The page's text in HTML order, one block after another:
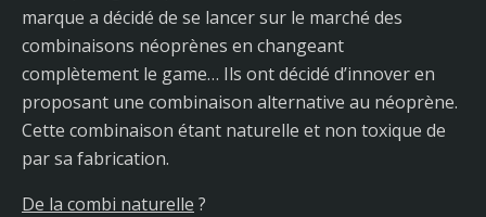
marque a décidé de se lancer sur le marché des
combinaisons néoprènes en changeant
complètement le game… Ils ont décidé d’innover en
proposant une combinaison alternative au néoprène.
Cette combinaison étant naturelle et non toxique de
par sa fabrication.
De la combi naturelle ?